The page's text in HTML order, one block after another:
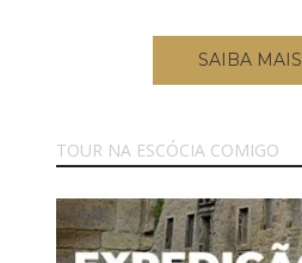
SAIBA MAIS
TOUR NA ESCÓCIA COMIGO